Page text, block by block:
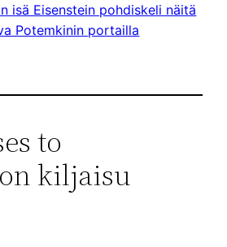
isä Eisenstein pohdiskeli näitä
Potemkinin portailla
to
kiljaisu